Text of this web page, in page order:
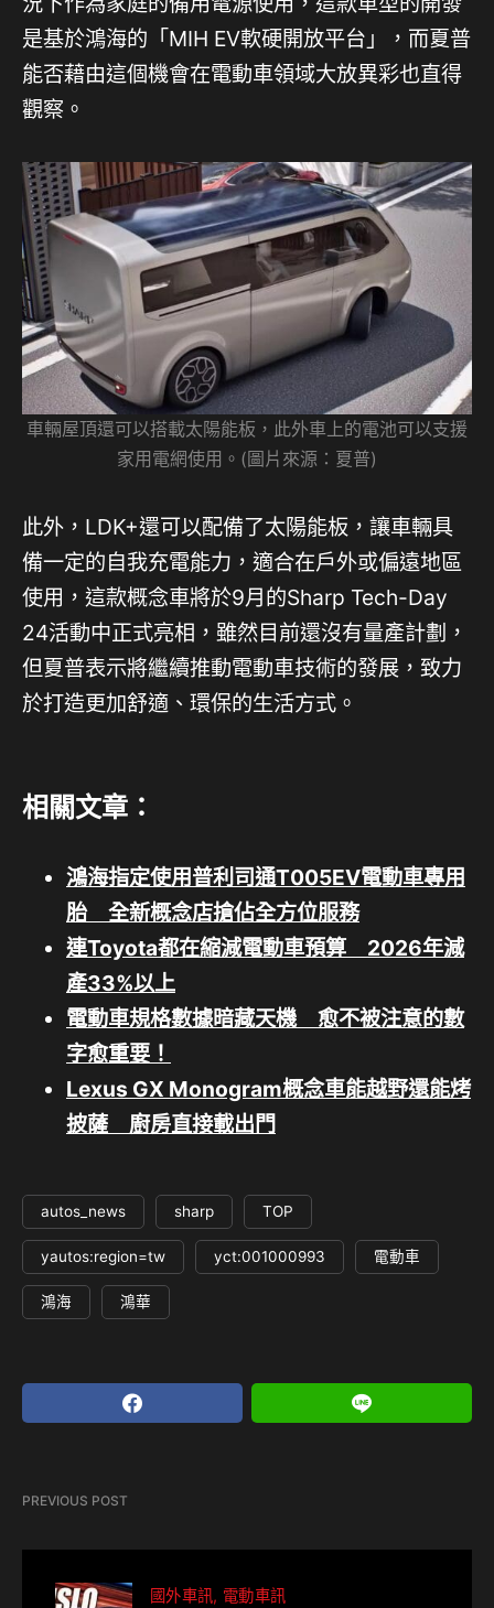
是基於鴻海的「MIH EV軟硬開放平台」，而夏普
能否藉由這個機會在電動車領域大放異彩也直得
觀察。
車輛屋頂還可以搭載太陽能板，此外車上的電池可以支援
家用電網使用。(圖片來源：夏普)
此外，LDK+還可以配備了太陽能板，讓車輛具
備一定的自我充電能力，適合在戶外或偏遠地區
使用，這款概念車將於9月的Sharp Tech-Day
24活動中正式亮相，雖然目前還沒有量產計劃，
但夏普表示將繼續推動電動車技術的發展，致力
於打造更加舒適、環保的生活方式。
相關文章：
鴻海指定使用普利司通T005EV電動車專用
胎 全新概念店搶佔全方位服務
連Toyota都在縮減電動車預算 2026年減
產33%以上
電動車規格數據暗藏天機 愈不被注意的數
字愈重要！
Lexus GX Monogram概念車能越野還能烤
披薩 廚房直接載出門
autos_news sharp TOP
yautos:region=tw yct:001000993 電動車
鴻海 鴻華
PREVIOUS POST
國外車訊 電動車訊